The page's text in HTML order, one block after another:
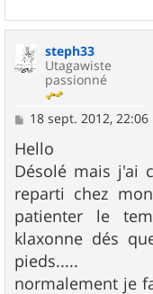
steph33
Utagawiste
passionné
M
s
s
a
g
e
18 sept. 2012, 22:06
Hello
Désolé mais j'ai
reparti chez
patienter le
klaxonne dés
pieds.....
normalement je